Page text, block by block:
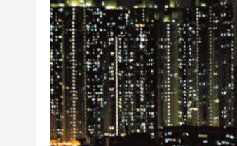
美國在美洲建立
國際現貨黃金價
警方葵涌打擊非